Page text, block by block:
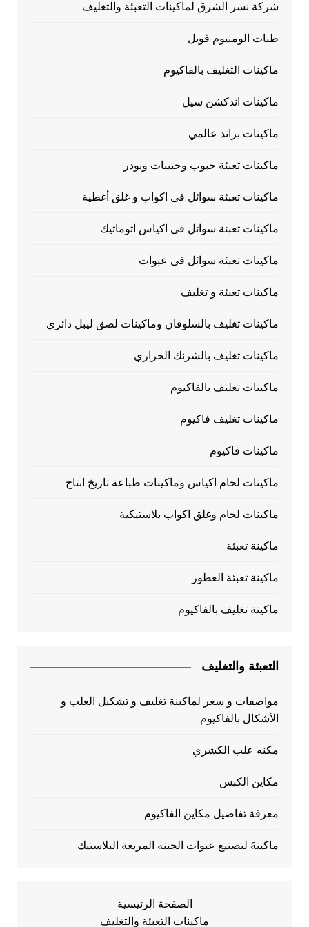
شركة نسر الشرق لماكينات التعبئة والتغليف
طبات الومنيوم فويل
ماكينات التغليف بالفاكيوم
ماكينات اندكشن سيل
ماكينات براند عالمي
ماكينات تعبئة حبوب وحبيبات وبودر
ماكينات تعبئة سوائل فى اكواب و غلق أغطية
ماكينات تعبئة سوائل فى اكياس اتوماتيك
ماكينات تعبئة سوائل فى عبوات
ماكينات تعبئة و تغليف
ماكينات تغليف بالسلوفان وماكينات لصق ليبل دائري
ماكينات تغليف بالشرنك الحراري
ماكينات تغليف بالفاكيوم
ماكينات تغليف فاكيوم
ماكينات فاكيوم
ماكينات لحام اكياس وماكينات طباعة تاريخ انتاج
ماكينات لحام وغلق اكواب بلاستيكية
ماكينة تعبئة
ماكينة تعبئة العطور
ماكينة تغليف بالفاكيوم
التعبئة والتغليف
مواصفات و سعر لماكينة تغليف و تشكيل العلب و
الأشكال بالفاكيوم
مكنه علب الكشري
مكاين الكبس
معرفة تفاصيل مكاين الفاكيوم
ماكينهً لتصنيع عبوات الجبنه المربعة البلاستيك
الصفحة الرئيسية
ماكينات التعبئة والتغليف